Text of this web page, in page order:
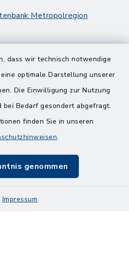
dass wir technisch notwendige
optimale Darstellung unserer
Die Einwilligung zur Nutzung
Bedarf gesondert abgefragt.
finden Sie in unseren
.
genommen
Impressum
Metropolregion
Sitemap